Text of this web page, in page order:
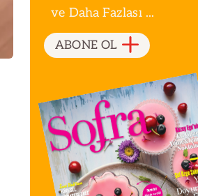
ve Daha Fazlası ...
ABONE OL